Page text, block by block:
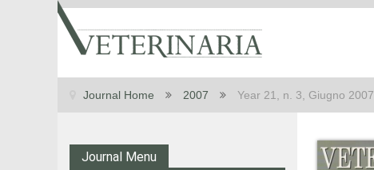
Journal Home 2007 Year 21, n. 3, Giugno 2007
Journal Menu